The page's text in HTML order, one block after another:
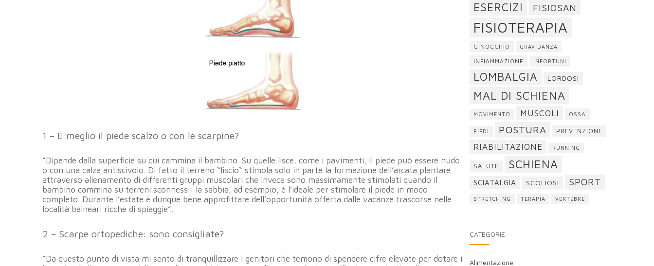
1 – È meglio il piede scalzo o con le scarpine?
“Dipende dalla superficie su cui cammina il bambino. Su quelle lisce, come i pavimenti, il piede può essere nudo
o con una calza antiscivolo. Di fatto il terreno “liscio“ stimola solo in parte la formazione dell’arcata plantare
attraverso allenamento di differenti gruppi muscolari che invece sono massimamente stimolati quando il
bambino cammina su terreni sconnessi: la sabbia, ad esempio, è l’ideale per stimolare il piede in modo
completo. Durante l’estate è dunque bene approfittare dell’opportunità offerta dalle vacanze trascorse nelle
località balneari ricche di spiaggie”.
2 – Scarpe ortopediche: sono consigliate?
“Da questo punto di vista mi sento di tranquillizzare i genitori che temono di spendere cifre elevate per dotare i
ESERCIZI FISIOSAN
FISIOTERAPIA
GINOCCHIO GRAVIDANZA
INFIAMMAZIONE INFORTUNI
LOMBALGIA LORDOSI
MAL DI SCHIENA
MOVIMENTO MUSCOLI OSSA
PIEDI POSTURA PREVENZIONE
RIABILITAZIONE RUNNING
SALUTE SCHIENA
SCIATALGIA SCOLIOSI SPORT
STRETCHING TERAPIA VERTEBRE
CATEGORIE
Alimentazione